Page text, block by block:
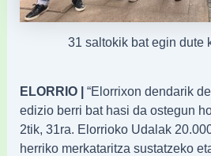
31 saltokik bat egin dute
ELORRIO | “Elorrixon dendarik
edizio berri bat hasi da ostegun
2tik, 31ra. Elorrioko Udalak
herriko merkataritza sustatzeko